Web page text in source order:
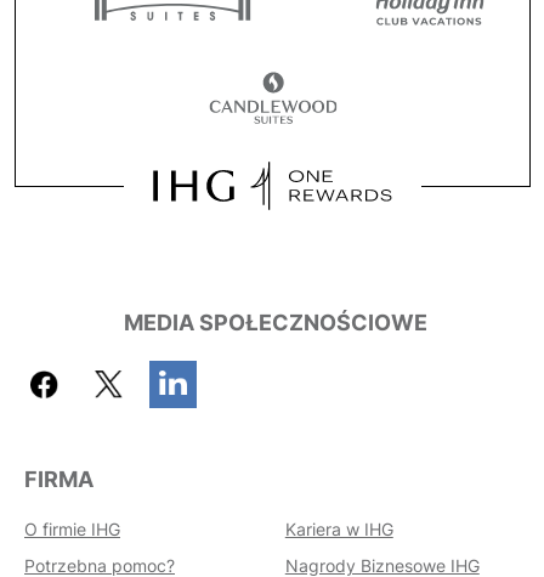
MEDIA SPOŁECZNOŚCIOWE
FIRMA
O firmie IHG
Kariera w IHG
Potrzebna pomoc?
Nagrody Biznesowe IHG